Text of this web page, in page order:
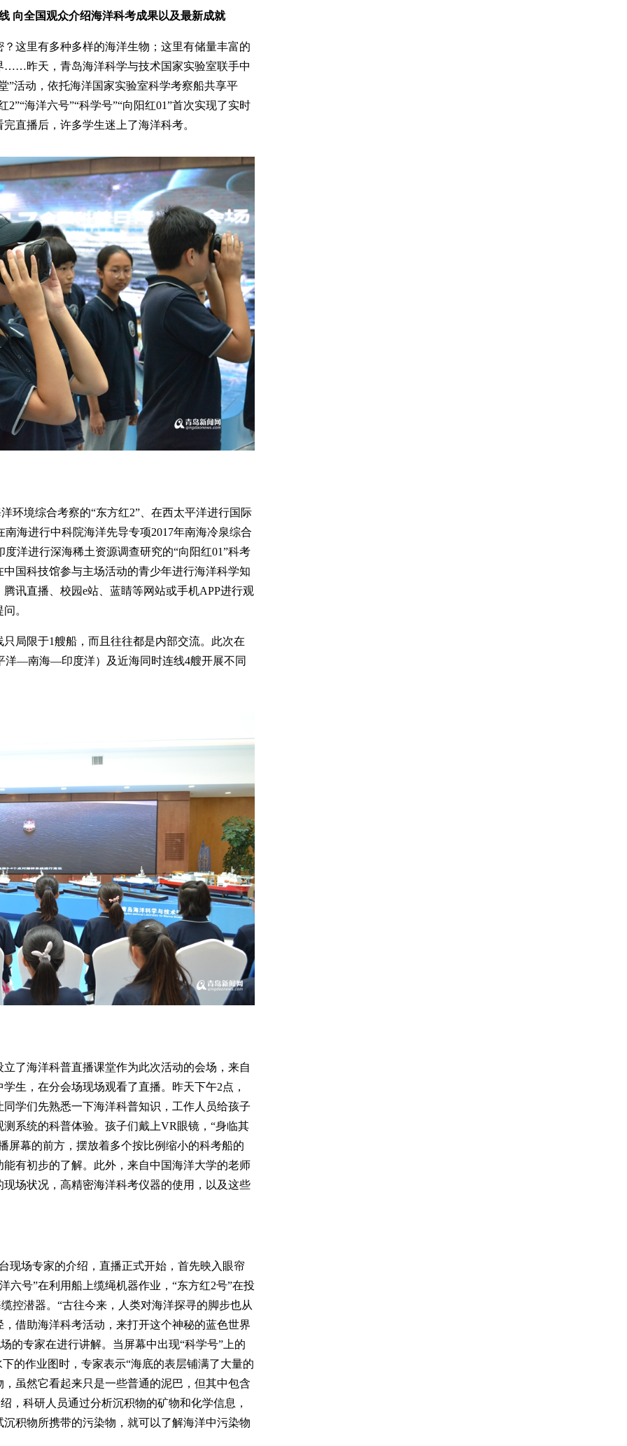
向全国观众介绍海洋科考成果以及最新成就
这里有多种多样的海洋生物；这里有储量丰富的
……昨天，青岛海洋科学与技术国家实验室联手中
”活动，依托海洋国家实验室科学考察船共享平
海洋六号”“科学号”“向阳红01”首次实现了实时
直播后，许多学生迷上了海洋科考。
环境综合考察的“东方红2”、在西太平洋进行国际
海进行中科院海洋先导专项2017年南海冷泉综合
洋进行深海稀土资源调查研究的“向阳红01”科考
国科技馆参与主场活动的青少年进行海洋科学知
讯直播、校园e站、蓝睛等网站或手机APP进行观
。
局限于1艘船，而且往往都是内部交流。此次在
洋—南海—印度洋）及近海同时连线4艘开展不同
了海洋科普直播课堂作为此次活动的会场，来自
生，在分会场现场观看了直播。昨天下午2点，
学们先熟悉一下海洋科普知识，工作人员给孩子
系统的科普体验。孩子们戴上VR眼镜，“身临其
屏幕的前方，摆放着多个按比例缩小的科考船的
有初步的了解。此外，来自中国海洋大学的老师
场状况，高精密海洋科考仪器的使用，以及这些
现场专家的介绍，直播正式开始，首先映入眼帘
六号”在利用船上缆绳机器作业，“东方红2号”在投
控潜器。“古往今来，人类对海洋探寻的脚步也从
借助海洋科考活动，来打开这个神秘的蓝色世界
的专家在进行讲解。当屏幕中出现“科学号”上的
的作业图时，专家表示“海底的表层铺满了大量的
虽然它看起来只是一些普通的泥巴，但其中包含
，科研人员通过分析沉积物的矿物和化学信息，
积物所携带的污染物，就可以了解海洋中污染物